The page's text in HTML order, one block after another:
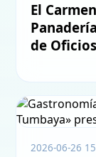
El
de Oficios
2026-06-26